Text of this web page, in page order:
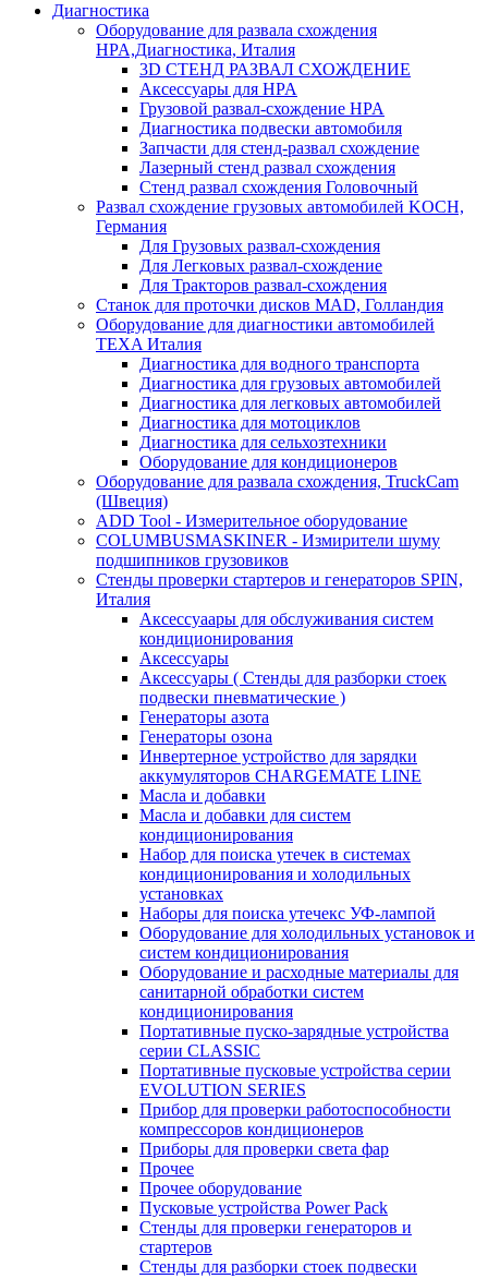
Диагностика
Оборудование для развала схождения
HPA,Диагностика, Италия
3D СТЕНД РАЗВАЛ СХОЖДЕНИЕ
Аксессуары для HPA
Грузовой развал-схождение HPA
Диагностика подвески автомобиля
Запчасти для стенд-развал схождение
Лазерный стенд развал схождения
Стенд развал схождения Головочный
Развал схождение грузовых автомобилей KOCH,
Германия
Для Грузовых развал-схождения
Для Легковых развал-схождение
Для Тракторов развал-схождения
Станок для проточки дисков MAD, Голландия
Оборудование для диагностики автомобилей
TEXA Италия
Диагностика для водного транспорта
Диагностика для грузовых автомобилей
Диагностика для легковых автомобилей
Диагностика для мотоциклов
Диагностика для сельхозтехники
Оборудование для кондиционеров
Оборудование для развала схождения, TruckCam
(Швеция)
ADD Tool - Измерительное оборудование
COLUMBUSMASKINER - Измирители шуму
подшипников грузовиков
Стенды проверки стартеров и генераторов SPIN,
Италия
Аксессуаары для обслуживания систем
кондиционирования
Аксессуары
Аксессуары ( Стенды для разборки стоек
подвески пневматические )
Генераторы азота
Генераторы озона
Инвертерное устройство для зарядки
аккумуляторов CHARGEMATE LINE
Масла и добавки
Масла и добавки для систем
кондиционирования
Набор для поиска утечек в системах
кондиционирования и холодильных
установках
Наборы для поиска утечекс УФ-лампой
Оборудование для холодильных установок и
систем кондиционирования
Оборудование и расходные материалы для
санитарной обработки систем
кондиционирования
Портативные пуско-зарядные устройства
серии CLASSIC
Портативные пусковые устройства серии
EVOLUTION SERIES
Прибор для проверки работоспособности
компрессоров кондиционеров
Приборы для проверки света фар
Прочее
Прочее оборудование
Пусковые устройства Power Pack
Стенды для проверки генераторов и
стартеров
Стенды для разборки стоек подвески